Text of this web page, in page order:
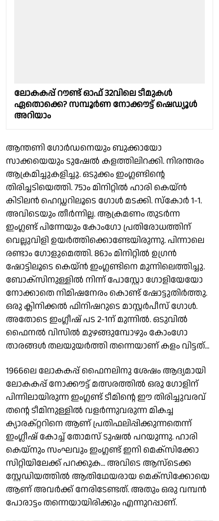
ലോകകപ്പ് റൗണ്ട് ഓഫ് 32വിലെ ടീമുകൾ
ഏതൊക്കെ? സമ്പൂർണ നോക്കൗട്ട് ഷെഡ്യൂൾ
അറിയാം
ആന്തണി ഗോർഡനെയും ബുക്കായോ
സാക്കയെയും ടുഷേൽ കളത്തിലിറക്കി. നിരന്തരം
ആക്രമിച്ചുകളിച്ചു. ഒടുക്കം ഇംഗ്ലണ്ടിന്റെ
തിരിച്ചടിയെത്തി. 75ാം മിനിറ്റിൽ ഹാരി കെയ്ൻ
കിടിലൻ ഹെഡ്ഡറിലൂടെ ഗോൾ മടക്കി. സ്കോർ 1-1.
അവിടെയും തീർന്നില്ല. ആക്രമണം തുടർന്ന
ഇംഗ്ലണ്ട് പിന്നേയും കോംഗോ പ്രതിരോധത്തിന്
വെല്ലുവിളി ഉയർത്തിക്കൊണ്ടേയിരുന്നു. പിന്നാലെ
രണ്ടാം ഗോളുമെത്തി. 86ാം മിനിറ്റിൽ ഉഗ്രൻ
ഷോട്ടിലൂടെ കെയ്ൻ ഇംഗ്ലണ്ടിനെ മുന്നിലെത്തിച്ചു.
ബോക്‌സിനുള്ളിൽ നിന്ന് പോസ്റ്റോ ഗോളിയേയോ
നോക്കാതെ നിമിഷനേരം കൊണ്ട് ഷോട്ടുതിർത്തു.
ഒരു ക്ലിനിക്കൽ ഫിനിഷറുടെ മാസ്റ്റർപീസ് ഗോൾ.
അതോടെ ഇംഗ്ലീഷ് പട 2-1ന് മുന്നിൽ. ഒടുവിൽ
ഫൈനൽ വിസിൽ മുഴങ്ങുമ്പോഴും കോംഗോ
താരങ്ങൾ തലയുയർത്തി തന്നെയാണ് കളം വിട്ടത്...
1966ലെ ലോകകപ്പ് ഫൈനലിനു ശേഷം ആദ്യമായി
ലോകകപ്പ് നോക്കൗട്ട് മത്സരത്തിൽ ഒരു ഗോളിന്
പിന്നിലായിരുന്ന ഇംഗ്ലണ്ട് ടീമിൻ്റെ ഈ തിരിച്ചുവരവ്
തൻ്റെ ടീമിനുള്ളിൽ വളർന്നുവരുന്ന മികച്ച
ക്യാരക്റ്ററിനെ ആണ് പ്രതിഫലിപ്പിക്കുന്നതെന്ന്
ഇംഗ്ലീഷ് കോച്ച് തോമസ് ടുഷൽ പറയുന്നു. ഹാരി
കെയ്നും സംഘവും ഇംഗ്ലണ്ട് ഇനി മെക്സിക്കോ
സിറ്റിയിലേക്ക് പറക്കുക... അവിടെ ആസ്ടെക്ക
സ്റ്റേഡിയത്തിൽ ആതിഥേയരായ മെക്സിക്കോയെ
ആണ് അവർക്ക് നേരിടേണ്ടത്. അതും ഒരു വമ്പൻ
പോരാട്ടം തന്നെയായിരിക്കും എന്നുറപ്പാണ്.